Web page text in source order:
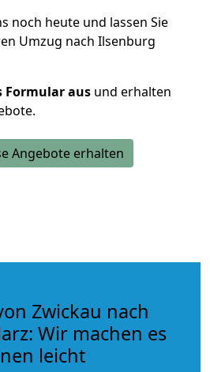
noch heute und lassen Sie
Umzug nach Ilsenburg
Formular aus und erhalten
Angebote erhalten
Zwickau nach
Wir machen es
leicht